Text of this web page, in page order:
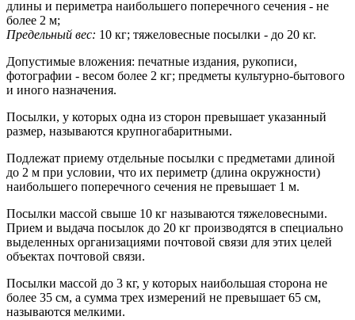
длины и периметра наибольшего поперечного сечения - не
более 2 м;
Предельный вес: 10 кг; тяжеловесные посылки - до 20 кг.
Допустимые вложения: печатные издания, рукописи,
фотографии - весом более 2 кг; предметы культурно-бытового
и иного назначения.
Посылки, у которых одна из сторон превышает указанный
размер, называются крупногабаритными.
Подлежат приему отдельные посылки с предметами длиной
до 2 м при условии, что их периметр (длина окружности)
наибольшего поперечного сечения не превышает 1 м.
Посылки массой свыше 10 кг называются тяжеловесными.
Прием и выдача посылок до 20 кг производятся в специально
выделенных организациями почтовой связи для этих целей
объектах почтовой связи.
Посылки массой до 3 кг, у которых наибольшая сторона не
более 35 см, а сумма трех измерений не превышает 65 см,
называются мелкими.